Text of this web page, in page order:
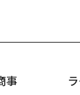
事